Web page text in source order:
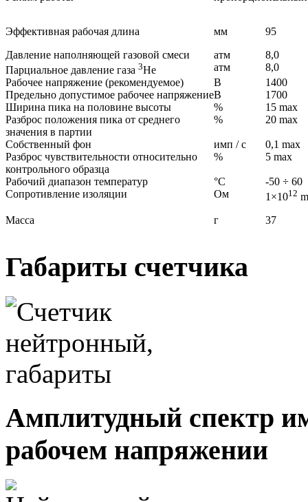
Эффективная рабочая длина мм
95
Давление наполняющей газовой смеси
атм
8,0
Парциальное давление газа 3Не атм
8,0
Рабочее напряжение (рекомендуемое)
В
1400
Предельно допустимое рабочее напряжениеВ
1700
Ширина пика на половине высоты
%
15 max
Разброс положения пика от среднего
значения в партии
% 20 max
Собственный фон имп / с
0,1 max
Разброс чувствительности относительно
контрольного образца
% 5 max
Рабочий диапазон температур °С
-50 ÷ 60
Сопротивление изоляции
Ом 1×1012
Масса
г 37
Габариты счетчика
Амплитудный спектр
рабочем напряжении